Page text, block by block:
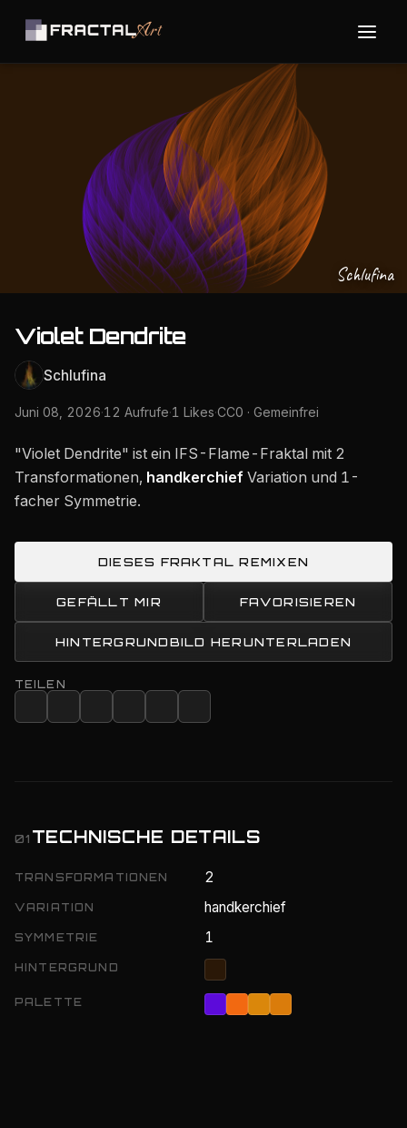
Schlufina
Violet Dendrite
Schlufina
Juni 08, 2026·12 Aufrufe·1 Likes·CC0 · Gemeinfrei
"Violet Dendrite" ist ein IFS-Flame-Fraktal mit 2
Transformationen, handkerchief Variation und 1-
facher Symmetrie.
DIESES FRAKTAL REMIXEN
GEFÄLLT MIR FAVORISIEREN
HINTERGRUNDBILD HERUNTERLADEN
TEILEN
01 TECHNISCHE DETAILS
TRANSFORMATIONEN 2
VARIATION handkerchief
SYMMETRIE 1
HINTERGRUND
PALETTE